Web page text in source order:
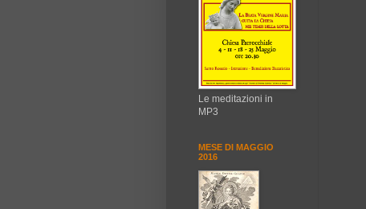
Le meditazioni in
MP3
MESE DI MAGGIO
2016